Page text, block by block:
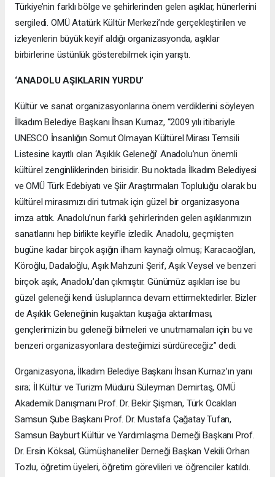
Türkiye’nin farklı bölge ve şehirlerinden gelen aşıklar, hünerlerini
sergiledi. OMÜ Atatürk Kültür Merkezi’nde gerçekleştirilen ve
izleyenlerin büyük keyif aldığı organizasyonda, aşıklar
birbirlerine üstünlük gösterebilmek için yarıştı.
‘ANADOLU AŞIKLARIN YURDU’
Kültür ve sanat organizasyonlarına önem verdiklerini söyleyen
İlkadım Belediye Başkanı İhsan Kurnaz, “2009 yılı itibariyle
UNESCO İnsanlığın Somut Olmayan Kültürel Mirası Temsili
Listesine kayıtlı olan ‘Aşıklık Geleneği’ Anadolu’nun önemli
kültürel zenginliklerinden birisidir. Bu noktada İlkadım Belediyesi
ve OMÜ Türk Edebiyatı ve Şiir Araştırmaları Topluluğu olarak bu
kültürel mirasımızı diri tutmak için güzel bir organizasyona
imza attık. Anadolu’nun farklı şehirlerinden gelen aşıklarımızın
sanatlarını hep birlikte keyifle izledik. Anadolu, geçmişten
bugüne kadar birçok aşığın ilham kaynağı olmuş; Karacaoğlan,
Köroğlu, Dadaloğlu, Aşık Mahzuni Şerif, Aşık Veysel ve benzeri
birçok aşık, Anadolu’dan çıkmıştır. Günümüz aşıkları ise bu
güzel geleneği kendi üsluplarınca devam ettirmektedirler. Bizler
de Aşıklık Geleneğinin kuşaktan kuşağa aktarılması,
gençlerimizin bu geleneği bilmeleri ve unutmamaları için bu ve
benzeri organizasyonlara desteğimizi sürdüreceğiz” dedi.
Organizasyona, İlkadım Belediye Başkanı İhsan Kurnaz’ın yanı
sıra; İl Kültür ve Turizm Müdürü Süleyman Demirtaş, OMÜ
Akademik Danışmanı Prof. Dr. Bekir Şişman, Türk Ocakları
Samsun Şube Başkanı Prof. Dr. Mustafa Çağatay Tufan,
Samsun Bayburt Kültür ve Yardımlaşma Derneği Başkanı Prof.
Dr. Ersin Köksal, Gümüşhaneliler Derneği Başkan Vekili Orhan
Tozlu, öğretim üyeleri, öğretim görevlileri ve öğrenciler katıldı.